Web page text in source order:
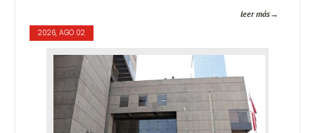
leer más
2026, AGO 02